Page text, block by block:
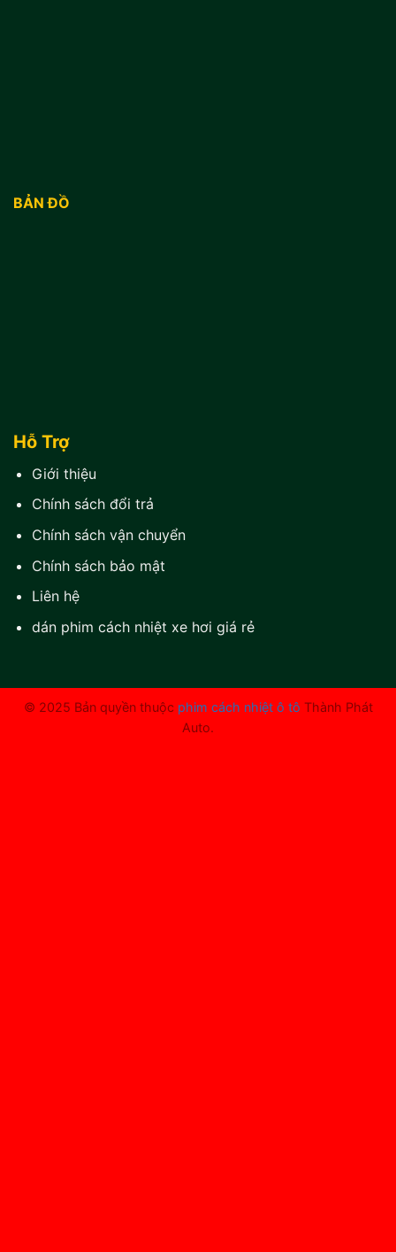
BẢN ĐỒ
Hỗ Trợ
Giới thiệu
Chính sách đổi trả
Chính sách vận chuyển
Chính sách bảo mật
Liên hệ
dán phim cách nhiệt xe hơi giá rẻ
© 2025 Bản quyền thuộc phim cách nhiệt ô tô Thành Phát
Auto.